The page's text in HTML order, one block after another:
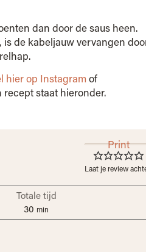
dan door de saus heen.
de kabeljauw vervangen
hier op Instagramof
recept staat hieronder.
Print
Laat je review
Totale tijd
30 min